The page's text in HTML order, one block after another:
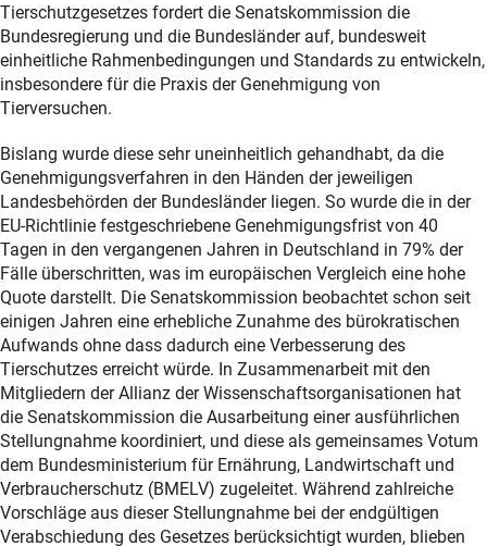
Tierschutzgesetzes fordert die Senatskommission die
Bundesregierung und die Bundesländer auf, bundesweit
einheitliche Rahmenbedingungen und Standards zu entwickeln,
insbesondere für die Praxis der Genehmigung von
Tierversuchen.
Bislang wurde diese sehr uneinheitlich gehandhabt, da die
Genehmigungsverfahren in den Händen der jeweiligen
Landesbehörden der Bundesländer liegen. So wurde die in der
EU-Richtlinie festgeschriebene Genehmigungsfrist von 40
Tagen in den vergangenen Jahren in Deutschland in 79% der
Fälle überschritten, was im europäischen Vergleich eine hohe
Quote darstellt. Die Senatskommission beobachtet schon seit
einigen Jahren eine erhebliche Zunahme des bürokratischen
Aufwands ohne dass dadurch eine Verbesserung des
Tierschutzes erreicht würde. In Zusammenarbeit mit den
Mitgliedern der Allianz der Wissenschaftsorganisationen hat
die Senatskommission die Ausarbeitung einer ausführlichen
Stellungnahme koordiniert, und diese als gemeinsames Votum
dem Bundesministerium für Ernährung, Landwirtschaft und
Verbraucherschutz (BMELV) zugeleitet. Während zahlreiche
Vorschläge aus dieser Stellungnahme bei der endgültigen
Verabschiedung des Gesetzes berücksichtigt wurden, blieben